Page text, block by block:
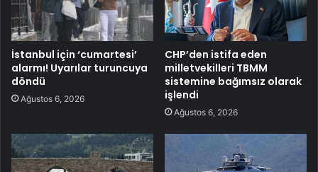
İstanbul için ‘cumartesi’
alarmı! Uyarılar turuncuya
döndü
Ağustos 6, 2026
CHP’den istifa eden
milletvekilleri TBMM
sistemine bağımsız olarak
işlendi
Ağustos 6, 2026